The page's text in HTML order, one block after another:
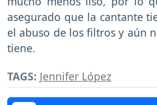
asegurado que la cantante
el abuso de los filtros y aún
tiene.
TAGS: Jennifer López